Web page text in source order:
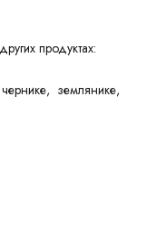
продуктах:
землянике,